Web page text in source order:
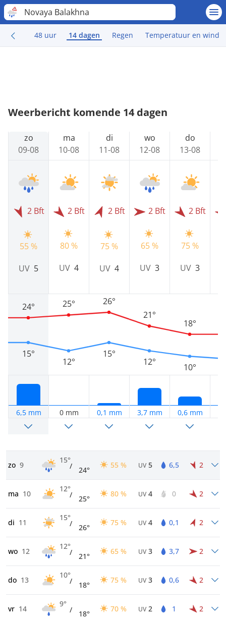
Novaya Balakhna
48 uur 14 dagen Regen Temperatuur en wind
Weerbericht komende 14 dagen
zo
09-08
2 Bft
55 %
UV 5
15°
24°
6,5 mm
ma
10-08
2 Bft
80 %
UV 4
12°
25°
0 mm
di
11-08
2 Bft
75 %
UV 4
15°
26°
0,1 mm
wo
12-08
2 Bft
65 %
UV 3
12°
21°
3,7 mm
do
13-08
2 Bft
75 %
UV 3
10°
18°
0,6 mm
zo 9
15°
/ 24°
55 % UV 5 6,5 2
ma 10
12°
/ 25°
80 % UV 4 0 2
di 11
15°
/ 26°
75 % UV 4 0,1 2
wo 12
12°
/ 21°
65 % UV 3 3,7 2
do 13
10°
/ 18°
75 % UV 3 0,6 2
vr 14
9°
/ 18°
70 % UV 2 1 2